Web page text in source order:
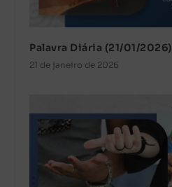
Palavra Diária (21/01/2026)
21 de janeiro de 2026